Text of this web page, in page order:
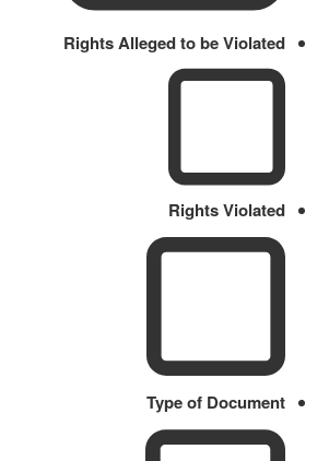
Rights Alleged to be Violated
Rights Violated
Type of Document